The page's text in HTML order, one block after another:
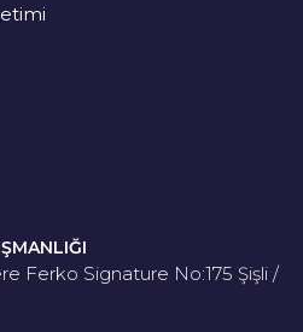
Ferko Signature No:175 Şişli /